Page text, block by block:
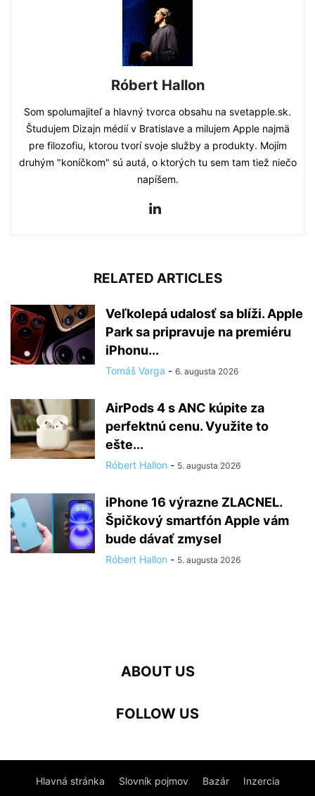
Róbert Hallon
Som spolumajiteľ a hlavný tvorca obsahu na svetapple.sk.
Študujem Dizajn médií v Bratislave a milujem Apple najmä
pre filozofiu, ktorou tvorí svoje služby a produkty. Mojím
druhým "koníčkom" sú autá, o ktorých tu sem tam tiež niečo
napíšem.
RELATED ARTICLES
Veľkolepá udalosť sa blíži. Apple
Park sa pripravuje na premiéru
iPhonu...
Tomáš Varga - 6. augusta 2026
AirPods 4 s ANC kúpite za
perfektnú cenu. Využite to
ešte...
Róbert Hallon - 5. augusta 2026
iPhone 16 výrazne ZLACNEL.
Špičkový smartfón Apple vám
bude dávať zmysel
Róbert Hallon - 5. augusta 2026
ABOUT US
FOLLOW US
Hlavná stránka Slovník pojmov Bazár Inzercia